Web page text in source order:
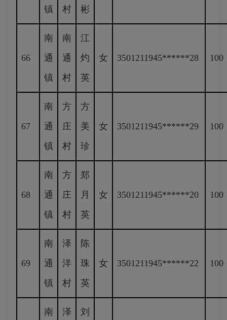
镇
村
彬
66
南
通
镇
南
通
村
江
灼
英
女 3501211945******28 100
67
南
通
镇
方
庄
村
方
美
珍
女 3501211945******29 100
68
南
通
镇
方
庄
村
郑
月
英
女 3501211945******20 100
69
南
通
镇
泽
洋
村
陈
珠
英
女 3501211945******22 100
南 泽 刘